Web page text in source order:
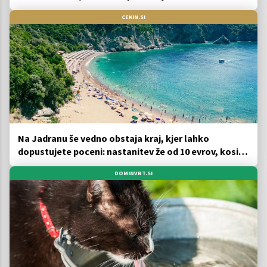
CEKIN.SI
Na Jadranu še vedno obstaja kraj, kjer lahko
dopustujete poceni: nastanitev že od 10 evrov, kosilo
za pet evrov
DOMINVRT.SI